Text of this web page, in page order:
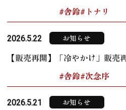
#舎鈴#トナリ
2026.5.22 お知らせ
【販売再開】「冷やかけ」販売
#舎鈴#次念序
2026.5.21 お知らせ